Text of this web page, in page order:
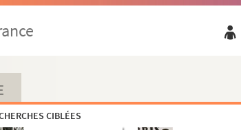
CIBLÉES
de Besançon